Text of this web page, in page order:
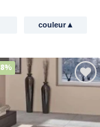
couleur▴